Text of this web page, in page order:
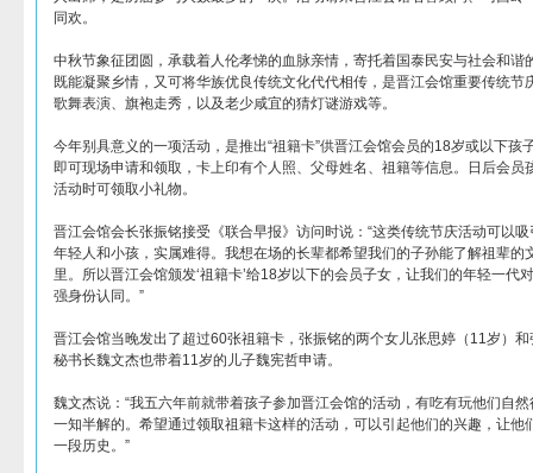
同欢。
中秋节象征团圆，承载着人伦孝悌的血脉亲情，寄托着国泰民安与社会和谐
既能凝聚乡情，又可将华族优良传统文化代代相传，是晋江会馆重要传统节
歌舞表演、旗袍走秀，以及老少咸宜的猜灯谜游戏等。
今年别具意义的一项活动，是推出“祖籍卡”供晋江会馆会员的18岁或以下孩
即可现场申请和领取，卡上印有个人照、父母姓名、祖籍等信息。日后会员
活动时可领取小礼物。
晋江会馆会长张振铭接受《联合早报》访问时说：“这类传统节庆活动可以
年轻人和小孩，实属难得。我想在场的长辈都希望我们的子孙能了解祖辈的
里。所以晋江会馆颁发‘祖籍卡’给18岁以下的会员子女，让我们的年轻一代
强身份认同。”
晋江会馆当晚发出了超过60张祖籍卡，张振铭的两个女儿张思婷（11岁）
秘书长魏文杰也带着11岁的儿子魏宪哲申请。
魏文杰说：“我五六年前就带着孩子参加晋江会馆的活动，有吃有玩他们自
一知半解的。希望通过领取祖籍卡这样的活动，可以引起他们的兴趣，让他
一段历史。”